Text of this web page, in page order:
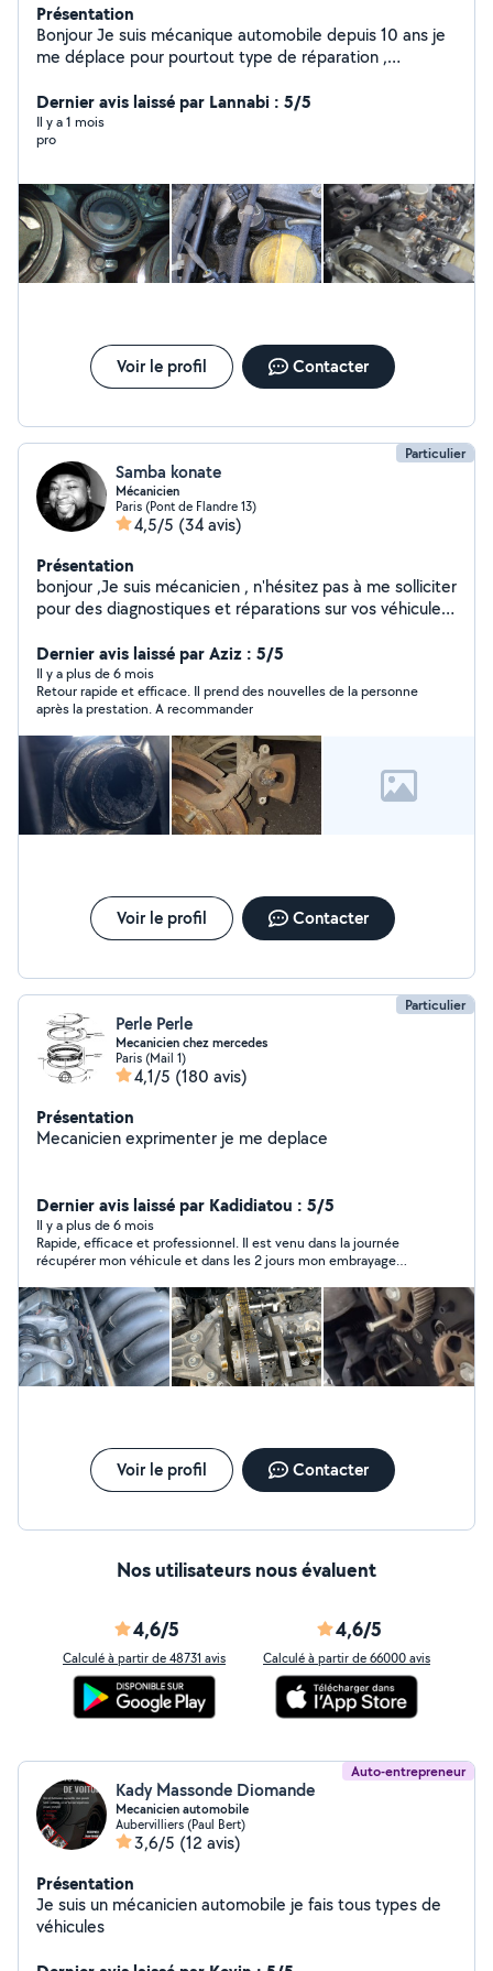
Présentation
Bonjour Je suis mécanique automobile depuis 10 ans je
me déplace pour pourtout type de réparation ,
Dernier avis laissé par Lannabi : 5/5
Il y a 1 mois
pro
Voir le profil Contacter
Particulier
Samba konate
Mécanicien
Paris (Pont de Flandre 13)
4,5/5 (34 avis)
Présentation
bonjour ,Je suis mécanicien , n'hésitez pas à me solliciter
pour des diagnostiques et réparations sur vos véhicules,
je dispose également d'une valise de diagnostic. Au
plaisir de vous dépanner . Cordialement
Dernier avis laissé par Aziz : 5/5
Il y a plus de 6 mois
Retour rapide et efficace. Il prend des nouvelles de la personne
après la prestation. A recommander
Voir le profil Contacter
Particulier
Perle Perle
Mecanicien chez mercedes
Paris (Mail 1)
4,1/5 (180 avis)
Présentation
Mecanicien exprimenter je me deplace
Dernier avis laissé par Kadidiatou : 5/5
Il y a plus de 6 mois
Rapide, efficace et professionnel. Il est venu dans la journée
récupérer mon véhicule et dans les 2 jours mon embrayage
Grand merci !!
Voir le profil Contacter
Nos utilisateurs nous évaluent
4,6/5
Calculé à partir de 48731 avis
4,6/5
Calculé à partir de 66000 avis
Auto-entrepreneur
Kady Massonde Diomande
Mecanicien automobile
Aubervilliers (Paul Bert)
3,6/5 (12 avis)
Présentation
Je suis un mécanicien automobile je fais tous types de
véhicules